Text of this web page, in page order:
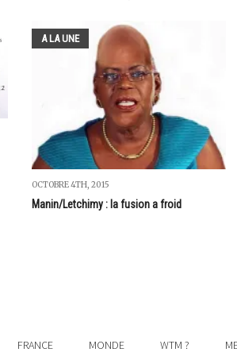
A LA UNE
OCTOBRE 4TH, 2015
Manin/Letchimy : la fusion a froid
FRANCE MONDE WTM ?